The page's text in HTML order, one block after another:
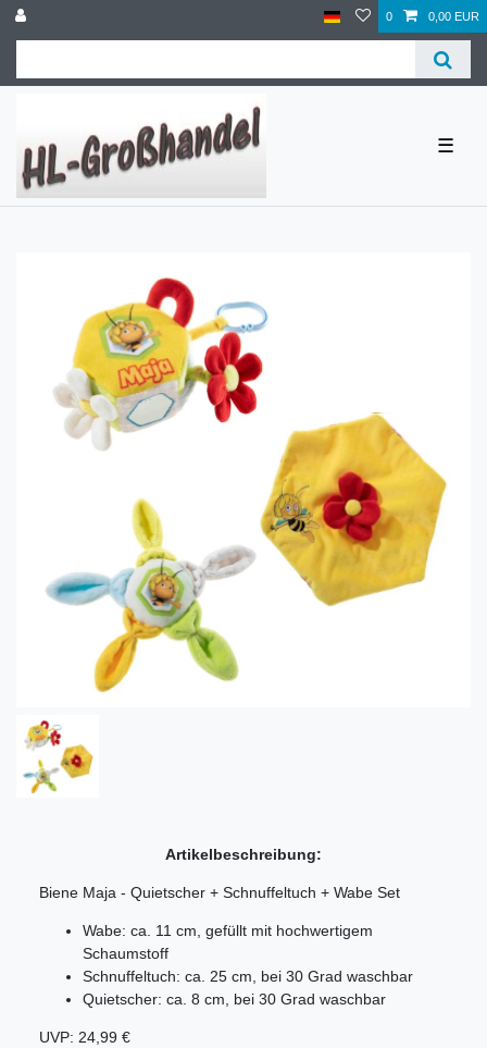
0 0,00 EUR
☰
Artikelbeschreibung:
Biene Maja - Quietscher + Schnuffeltuch + Wabe Set
Wabe: ca. 11 cm, gefüllt mit hochwertigem
Schaumstoff
Schnuffeltuch: ca. 25 cm, bei 30 Grad waschbar
Quietscher: ca. 8 cm, bei 30 Grad waschbar
UVP: 24,99 €